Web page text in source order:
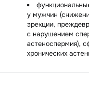
у мужчин
эрекции,
с нарушением
астеноспермия),
хронических